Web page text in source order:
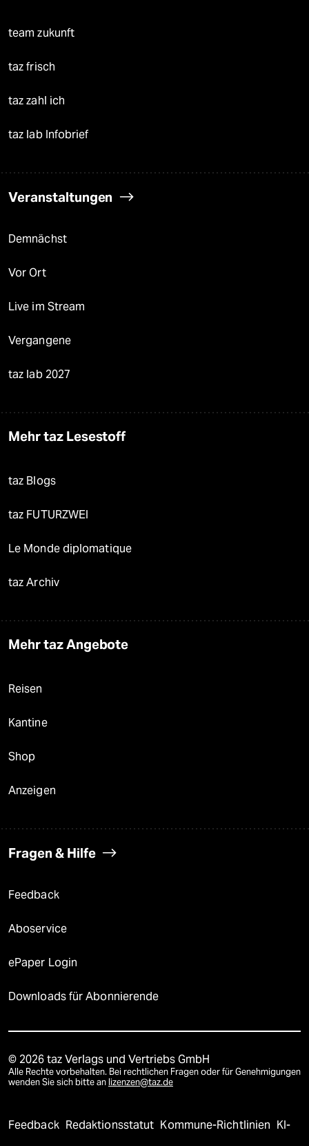
team zukunft
taz frisch
taz zahl ich
taz lab Infobrief
Veranstaltungen
Demnächst
Vor Ort
Live im Stream
Vergangene
taz lab 2027
Mehr taz Lesestoff
taz Blogs
taz FUTURZWEI
Le Monde diplomatique
taz Archiv
Mehr taz Angebote
Reisen
Kantine
Shop
Anzeigen
Fragen & Hilfe
Feedback
Aboservice
ePaper Login
Downloads für Abonnierende
© 2026 taz Verlags und Vertriebs GmbH
Alle Rechte vorbehalten. Bei rechtlichen Fragen oder für Genehmigungen
wenden Sie sich bitte an lizenzen@taz.de
Feedback Redaktionsstatut Kommune-Richtlinien KI-